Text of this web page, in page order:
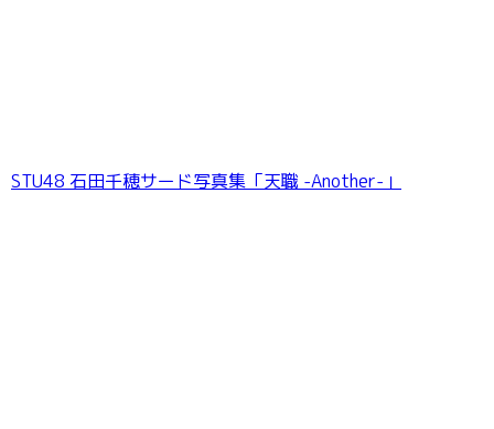
STU48 石田千穂サード写真集「天職 -Another-」